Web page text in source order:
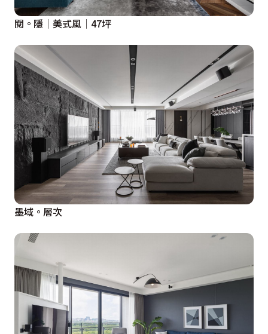
閱。隱│美式風│47坪
墨域。層次